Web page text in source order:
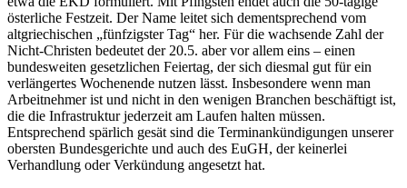
österliche Festzeit. Der Name leitet sich dementsprechend vom
altgriechischen „fünfzigster Tag“ her. Für die wachsende Zahl der
Nicht-Christen bedeutet der 20.5. aber vor allem eins – einen
bundesweiten gesetzlichen Feiertag, der sich diesmal gut für ein
verlängertes Wochenende nutzen lässt. Insbesondere wenn man
Arbeitnehmer ist und nicht in den ­wenigen Branchen beschäftigt ist,
die die Infrastruktur jederzeit am Laufen halten müssen.
Entsprechend spärlich gesät sind die Terminankündigungen unserer
obersten Bundesgerichte und auch des EuGH, der keinerlei
Verhandlung oder Verkündung angesetzt hat.